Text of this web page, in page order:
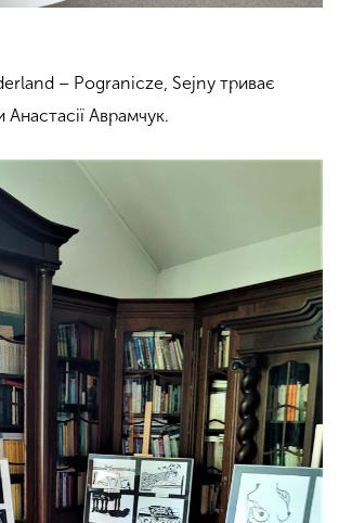
– Pogranicze, Sejny триває
Анастасії Аврамчук.